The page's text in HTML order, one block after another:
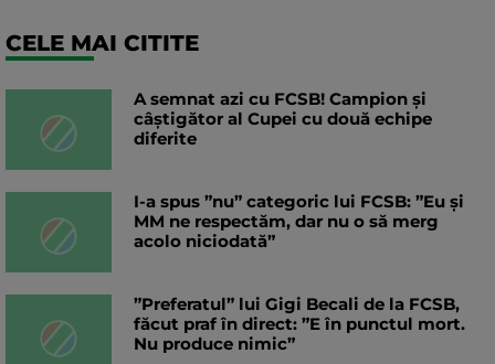
CELE MAI CITITE
A semnat azi cu FCSB! Campion și
câștigător al Cupei cu două echipe
diferite
I-a spus ”nu” categoric lui FCSB: ”Eu și
MM ne respectăm, dar nu o să merg
acolo niciodată”
”Preferatul” lui Gigi Becali de la FCSB,
făcut praf în direct: ”E în punctul mort.
Nu produce nimic”